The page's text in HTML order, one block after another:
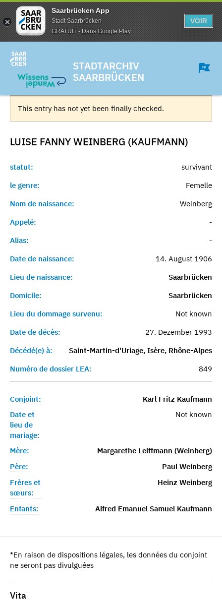
Saarbrücken App
Stadt Saarbrücken
GRATUIT - Dans Google Play
VOIR
STADTARCHIV
SAARBRÜCKEN
This entry has not yet been finally checked.
LUISE FANNY WEINBERG (KAUFMANN)
statut:
survivant
le genre:
Femelle
Nom de naissance:
Weinberg
Appelé:
-
Alias:
-
Date de naissance:
14. August 1906
Lieu de naissance:
Saarbrücken
Domicile:
Saarbrücken
Lieu du dommage survenu:
Not known
Date de décès:
27. Dezember 1993
Décédé(e) à:
Saint-Martin-d'Uriage, Isère, Rhône-Alpes
Numéro de dossier LEA:
849
Conjoint:
Karl Fritz Kaufmann
Date et
lieu de
mariage:
Not known
Mère:
Margarethe Leiffmann (Weinberg)
Père:
Paul Weinberg
Frères et
sœurs:
Heinz Weinberg
Enfants: Alfred Emanuel Samuel Kaufmann
*En raison de dispositions légales, les données du conjoint
ne seront pas divulguées
Vita